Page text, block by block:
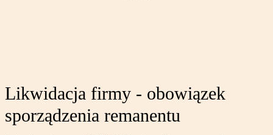
Likwidacja firmy - obowiązek
sporządzenia remanentu